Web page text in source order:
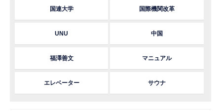
国連大学 国際機関改革
UNU 中国
福澤善文 マニュアル
エレベーター サウナ